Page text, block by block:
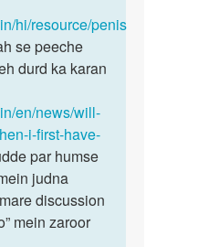
hi/resource/penis
se peeche
durd ka karan
en/news/will-
i-first-have-
par humse
judna
discussion
mein zaroor